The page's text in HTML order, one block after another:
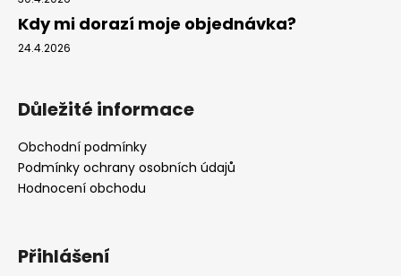
Kdy mi dorazí moje objednávka?
24.4.2026
Důležité informace
Obchodní podmínky
Podmínky ochrany osobních údajů
Hodnocení obchodu
Přihlášení